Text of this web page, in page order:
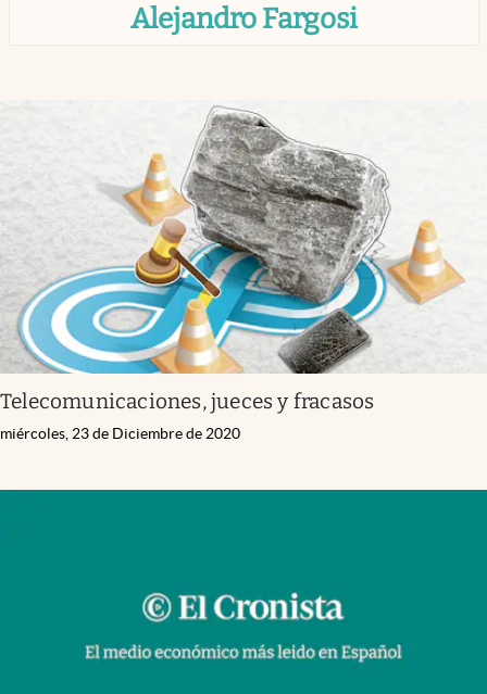
Infotechnology
Eventos Corporativos
El Cronista Studio
Mediakit
abre en nueva pestaña
Argentina
Alejandro Fargosi
Telecomunicaciones, jueces y fracasos
miércoles, 23 de Diciembre de 2020